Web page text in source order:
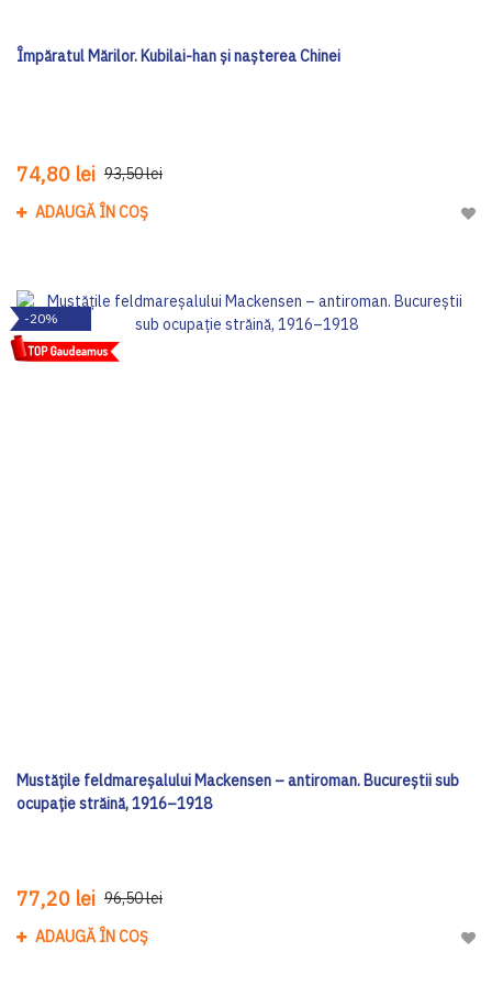
Împăratul Mărilor. Kubilai-han și nașterea Chinei
74,80 lei 93,50 lei
ADAUGĂ ÎN COȘ
-20%
Mustățile feldmareșalului Mackensen – antiroman. Bucureștii sub
ocupație străină, 1916–1918
77,20 lei 96,50 lei
ADAUGĂ ÎN COȘ